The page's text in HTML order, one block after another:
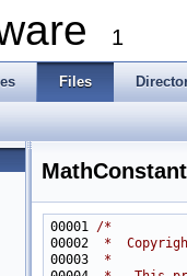
1
Files
00001 /*
00002
*
00003
*